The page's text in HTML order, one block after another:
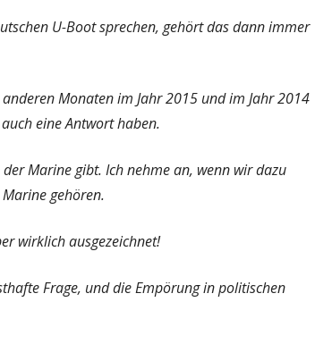
U-Boot sprechen, gehört das dann immer
Monaten im Jahr 2015 und im Jahr 2014
eine Antwort haben.
Marine gibt. Ich nehme an, wenn wir dazu
gehören.
wirklich ausgezeichnet!
Frage, und die Empörung in politischen